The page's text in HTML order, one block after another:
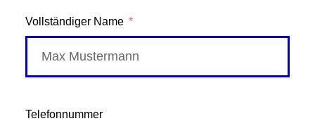
Vollständiger Name
Telefonnummer